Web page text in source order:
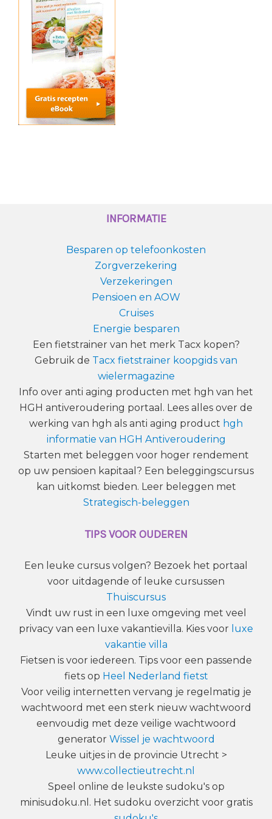
INFORMATIE
Besparen op telefoonkosten
Zorgverzekering
Verzekeringen
Pensioen en AOW
Cruises
Energie besparen
Een fietstrainer van het merk Tacx kopen?
Gebruik de Tacx fietstrainer koopgids van
wielermagazine
Info over anti aging producten met hgh van het
HGH antiveroudering portaal. Lees alles over de
werking van hgh als anti aging product hgh
informatie van HGH Antiveroudering
Starten met beleggen voor hoger rendement
op uw pensioen kapitaal? Een beleggingscursus
kan uitkomst bieden. Leer beleggen met
Strategisch-beleggen
TIPS VOOR OUDEREN
Een leuke cursus volgen? Bezoek het portaal
voor uitdagende of leuke cursussen
Thuiscursus
Vindt uw rust in een luxe omgeving met veel
privacy van een luxe vakantievilla. Kies voor luxe
vakantie villa
Fietsen is voor iedereen. Tips voor een passende
fiets op Heel Nederland fietst
Voor veilig internetten vervang je regelmatig je
wachtwoord met een sterk nieuw wachtwoord
eenvoudig met deze veilige wachtwoord
generator Wissel je wachtwoord
Leuke uitjes in de provincie Utrecht >
www.collectieutrecht.nl
Speel online de leukste sudoku's op
minisudoku.nl. Het sudoku overzicht voor gratis